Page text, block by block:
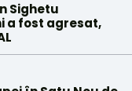
Sighetu
a fost agresat,